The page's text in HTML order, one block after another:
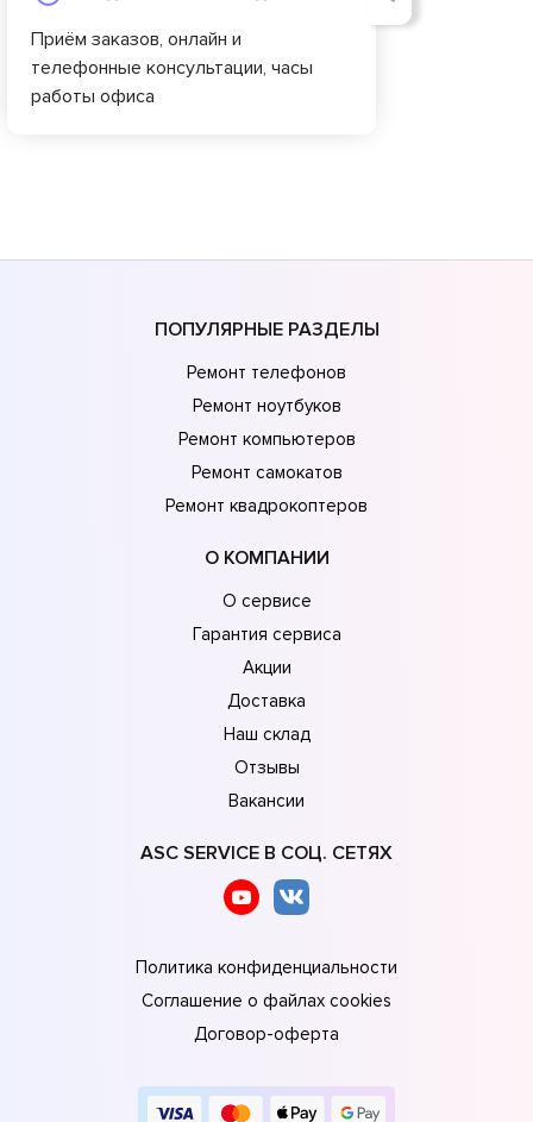
Приём заказов, онлайн и
телефонные консультации, часы
работы офиса
ПОПУЛЯРНЫЕ РАЗДЕЛЫ
Ремонт телефонов
Ремонт ноутбуков
Ремонт компьютеров
Ремонт самокатов
Ремонт квадрокоптеров
О КОМПАНИИ
О сервисе
Гарантия сервиса
Акции
Доставка
Наш склад
Отзывы
Вакансии
ASC SERVICE В СОЦ. СЕТЯХ
Политика конфиденциальности
Соглашение о файлах cookies
Договор-оферта